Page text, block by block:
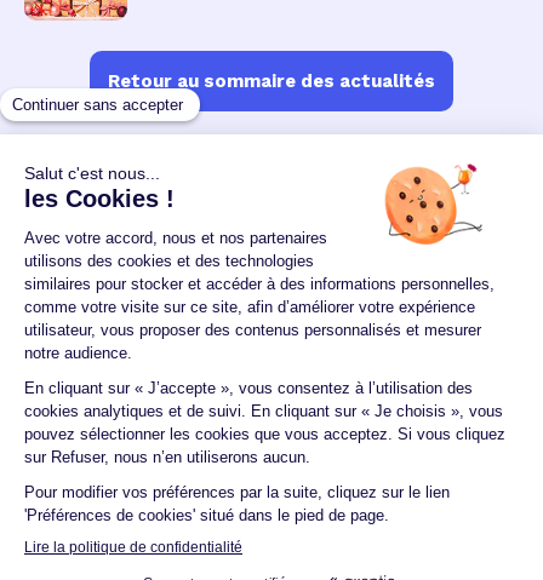
Retour au sommaire des actualités
Un crédit vous engage et doit être remboursé.
Vérifiez vos capacités de remboursement avant de
vous engager.
Aucun versement, de quelque nature que ce soit, ne
peut être exigé d'un particulier avant l'obtention
d'un ou plusieurs prêts d'argent.
© 2026 Guide du crédit •Plan du site• Mentions
Accessibilité Contact